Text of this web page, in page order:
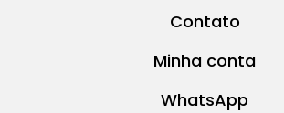
Contato
Minha conta
WhatsApp